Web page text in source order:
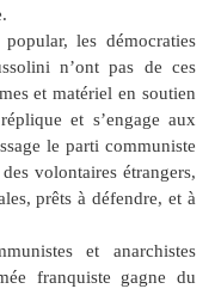
les démocraties
n’ont pas de ces
et matériel en soutien
et s’engage aux
le parti communiste
volontaires étrangers,
prêts à défendre, et à
et anarchistes
franquiste gagne du